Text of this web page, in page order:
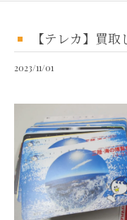
【テレカ】買取
2023/11/01